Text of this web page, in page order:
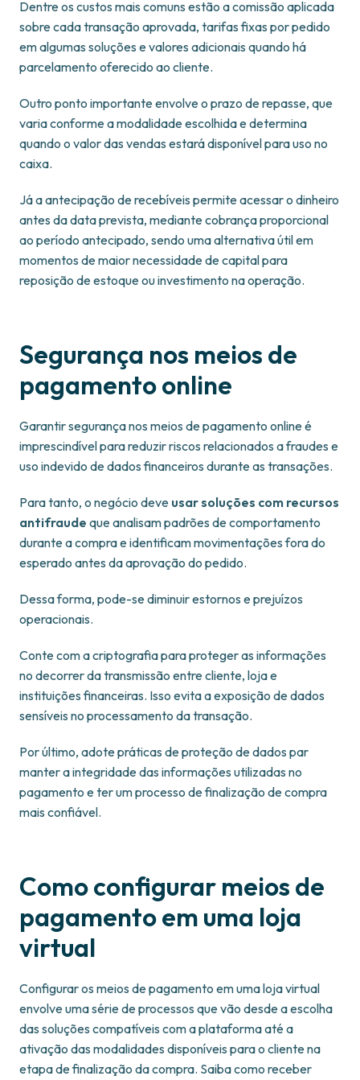
Dentre os custos mais comuns estão a comissão aplicada
sobre cada transação aprovada, tarifas fixas por pedido
em algumas soluções e valores adicionais quando há
parcelamento oferecido ao cliente.
Outro ponto importante envolve o prazo de repasse, que
varia conforme a modalidade escolhida e determina
quando o valor das vendas estará disponível para uso no
caixa.
Já a antecipação de recebíveis permite acessar o dinheiro
antes da data prevista, mediante cobrança proporcional
ao período antecipado, sendo uma alternativa útil em
momentos de maior necessidade de capital para
reposição de estoque ou investimento na operação.
Segurança nos meios de
pagamento online
Garantir segurança nos meios de pagamento online é
imprescindível para reduzir riscos relacionados a fraudes e
uso indevido de dados financeiros durante as transações.
Para tanto, o negócio deve usar soluções com recursos
antifraude que analisam padrões de comportamento
durante a compra e identificam movimentações fora do
esperado antes da aprovação do pedido.
Dessa forma, pode-se diminuir estornos e prejuízos
operacionais.
Conte com a criptografia para proteger as informações
no decorrer da transmissão entre cliente, loja e
instituições financeiras. Isso evita a exposição de dados
sensíveis no processamento da transação.
Por último, adote práticas de proteção de dados par
manter a integridade das informações utilizadas no
pagamento e ter um processo de finalização de compra
mais confiável.
Como configurar meios de
pagamento em uma loja
virtual
Configurar os meios de pagamento em uma loja virtual
envolve uma série de processos que vão desde a escolha
das soluções compatíveis com a plataforma até a
ativação das modalidades disponíveis para o cliente na
etapa de finalização da compra. Saiba como receber